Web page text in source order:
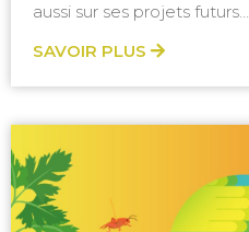
aussi sur ses projets futurs…
SAVOIR PLUS